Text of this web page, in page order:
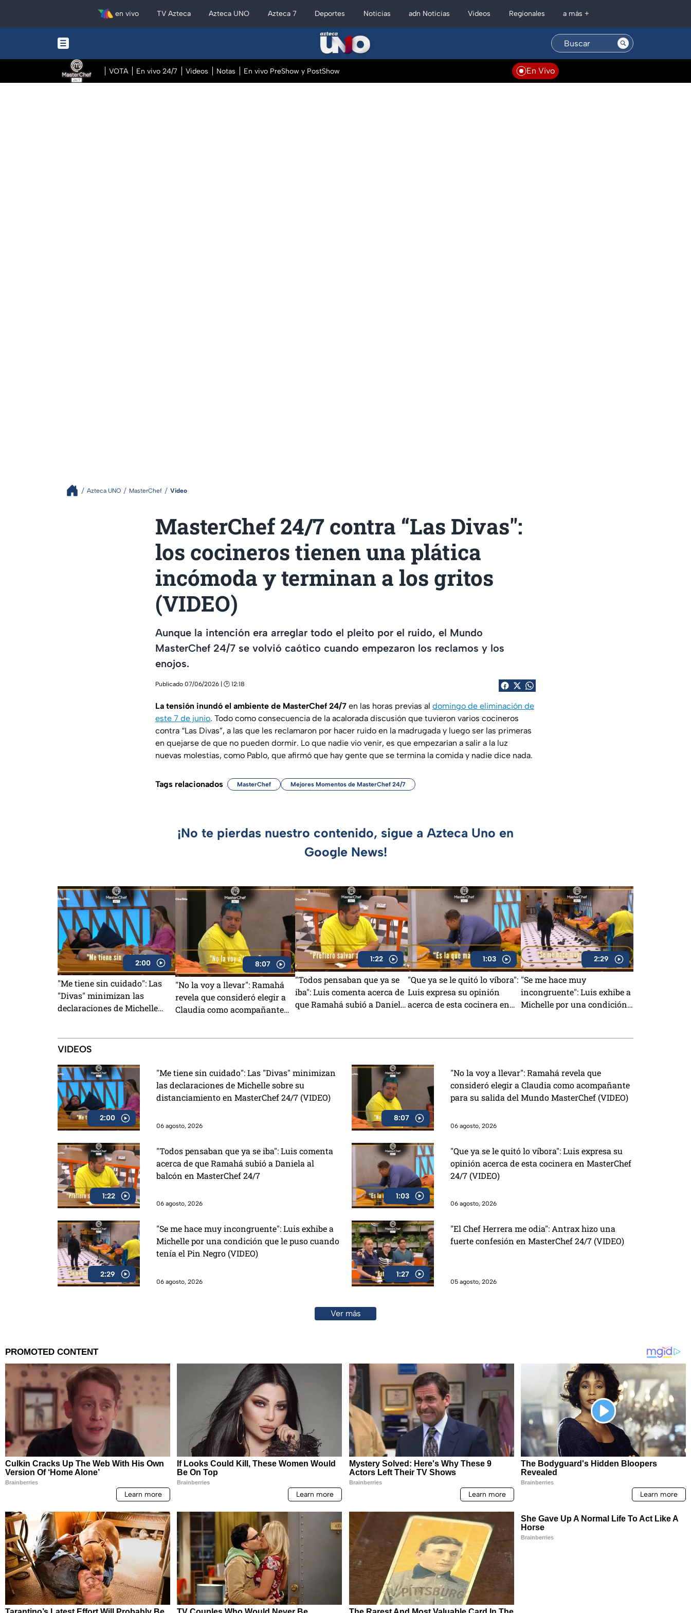
en vivo TV Azteca Azteca UNO Azteca 7 Deportes Noticias adn Noticias Videos Regionales a más +
VOTA En vivo 24/7 Videos Notas En vivo PreShow y PostShow En Vivo
Azteca UNO MasterChef Video
MasterChef 24/7 contra “Las Divas":
los cocineros tienen una plática
incómoda y terminan a los gritos
(VIDEO)
Aunque la intención era arreglar todo el pleito por el ruido, el Mundo
MasterChef 24/7 se volvió caótico cuando empezaron los reclamos y los
enojos.
Publicado 07/06/2026 | 🕑 12:18
La tensión inundó el ambiente de MasterChef 24/7 en las horas previas al domingo de eliminación de
este 7 de junio. Todo como consecuencia de la acalorada discusión que tuvieron varios cocineros
contra “Las Divas”, a las que les reclamaron por hacer ruido en la madrugada y luego ser las primeras
en quejarse de que no pueden dormir. Lo que nadie vio venir, es que empezarían a salir a la luz
nuevas molestias, como Pablo, que afirmó que hay gente que se termina la comida y nadie dice nada.
Tags relacionados MasterChef Mejores Momentos de MasterChef 24/7
¡No te pierdas nuestro contenido, sigue a Azteca Uno en
Google News!
2:00
"Me tiene sin cuidado": Las
"Divas" minimizan las
declaraciones de Michelle
8:07
"No la voy a llevar": Ramahá
revela que consideró elegir a
Claudia como acompañante
1:22
"Todos pensaban que ya se
iba": Luis comenta acerca de
que Ramahá subió a Daniela
1:03
"Que ya se le quitó lo víbora":
Luis expresa su opinión
acerca de esta cocinera en
2:29
"Se me hace muy
incongruente": Luis exhibe a
Michelle por una condición
VIDEOS
2:00
"Me tiene sin cuidado": Las "Divas" minimizan
las declaraciones de Michelle sobre su
distanciamiento en MasterChef 24/7 (VIDEO)
06 agosto, 2026
8:07
"No la voy a llevar": Ramahá revela que
consideró elegir a Claudia como acompañante
para su salida del Mundo MasterChef (VIDEO)
06 agosto, 2026
1:22
"Todos pensaban que ya se iba": Luis comenta
acerca de que Ramahá subió a Daniela al
balcón en MasterChef 24/7
06 agosto, 2026
1:03
"Que ya se le quitó lo víbora": Luis expresa su
opinión acerca de esta cocinera en MasterChef
24/7 (VIDEO)
06 agosto, 2026
2:29
"Se me hace muy incongruente": Luis exhibe a
Michelle por una condición que le puso cuando
tenía el Pin Negro (VIDEO)
06 agosto, 2026
1:27
"El Chef Herrera me odia": Antrax hizo una
fuerte confesión en MasterChef 24/7 (VIDEO)
05 agosto, 2026
Ver más